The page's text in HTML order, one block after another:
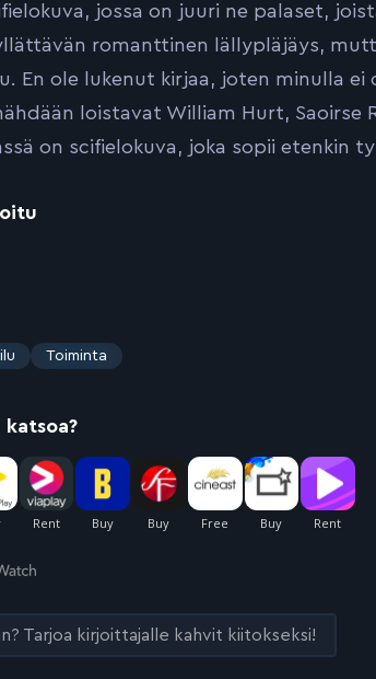
jossa on juuri ne palaset,
romanttinen lällypläjäys,
En ole lukenut kirjaa, joten minulla
loistavat William Hurt, Saoirse
on scifielokuva, joka sopii etenkin
Toiminta
katsoa?
Tarjoa kirjoittajalle kahvit kiitokseksi!